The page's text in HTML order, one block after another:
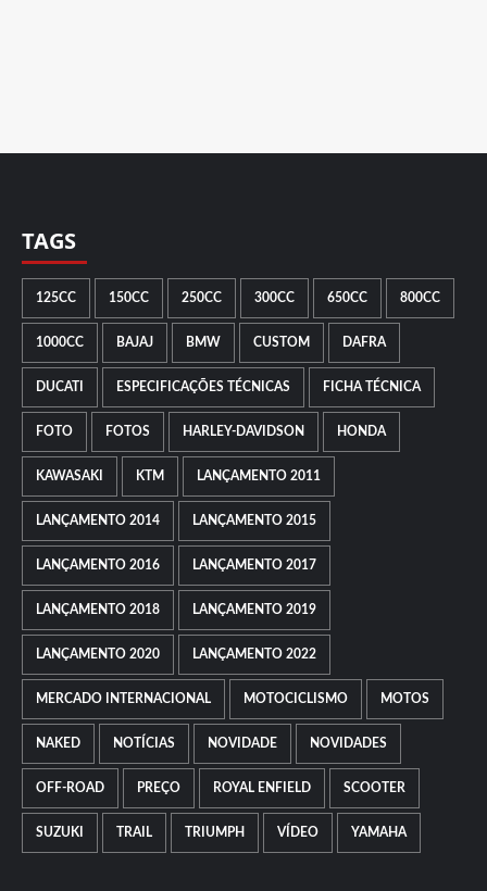
TAGS
125CC 150CC 250CC 300CC 650CC 800CC
1000CC BAJAJ BMW CUSTOM DAFRA
DUCATI ESPECIFICAÇÕES TÉCNICAS FICHA TÉCNICA
FOTO FOTOS HARLEY-DAVIDSON HONDA
KAWASAKI KTM LANÇAMENTO 2011
LANÇAMENTO 2014 LANÇAMENTO 2015
LANÇAMENTO 2016 LANÇAMENTO 2017
LANÇAMENTO 2018 LANÇAMENTO 2019
LANÇAMENTO 2020 LANÇAMENTO 2022
MERCADO INTERNACIONAL MOTOCICLISMO MOTOS
NAKED NOTÍCIAS NOVIDADE NOVIDADES
OFF-ROAD PREÇO ROYAL ENFIELD SCOOTER
SUZUKI TRAIL TRIUMPH VÍDEO YAMAHA